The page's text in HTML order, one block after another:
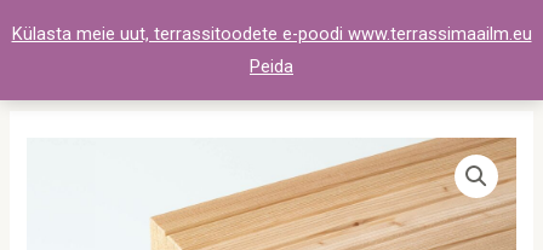
Külasta meie uut, terrassitoodete e-poodi www.terrassimaailm.eu
Peida
to